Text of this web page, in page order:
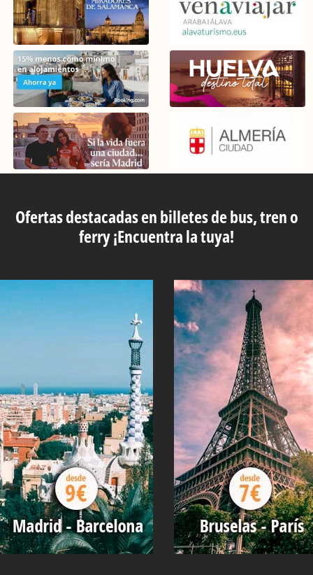
Ofertas destacadas en billetes de bus, tren o
ferry ¡Encuentra la tuya!